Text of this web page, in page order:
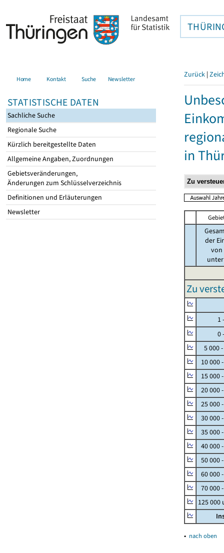
Home Kontakt Suche Newsletter
STATISTISCHE DATEN
Sachliche Suche
Regionale Suche
Kürzlich bereitgestellte Daten
Allgemeine Angaben, Zuordnungen
Gebietsveränderungen,
Änderungen zum Schlüsselverzeichnis
Definitionen und Erläuterungen
Newsletter
Zurück |
in
der
von
unter
Zu
1 -
0 -
5 000
10 000
15 000
20 000
25 000
30 000
35 000
40 000
50 000
60 000
70 000
125
▴ nach oben